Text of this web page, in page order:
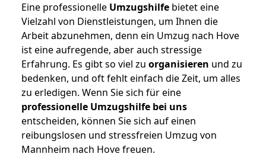
Eine professionelle Umzugshilfe bietet eine
Vielzahl von Dienstleistungen, um Ihnen die
Arbeit abzunehmen, denn ein Umzug nach Hove
ist eine aufregende, aber auch stressige
Erfahrung. Es gibt so viel zu organisieren und zu
bedenken, und oft fehlt einfach die Zeit, um alles
zu erledigen. Wenn Sie sich für eine
professionelle Umzugshilfe bei uns
entscheiden, können Sie sich auf einen
reibungslosen und stressfreien Umzug von
Mannheim nach Hove freuen.